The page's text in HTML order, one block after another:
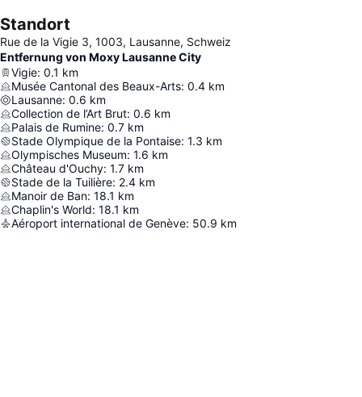
Standort
Rue de la Vigie 3, 1003, Lausanne, Schweiz
Entfernung von Moxy Lausanne City
Vigie: 0.1 km
Musée Cantonal des Beaux-Arts: 0.4 km
Lausanne: 0.6 km
Collection de l’Art Brut: 0.6 km
Palais de Rumine: 0.7 km
Stade Olympique de la Pontaise: 1.3 km
Olympisches Museum: 1.6 km
Château d'Ouchy: 1.7 km
Stade de la Tuilière: 2.4 km
Manoir de Ban: 18.1 km
Chaplin's World: 18.1 km
Aéroport international de Genève: 50.9 km